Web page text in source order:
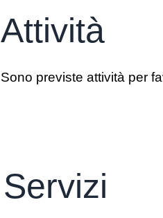
Attività
Sono previste attività per
Servizi